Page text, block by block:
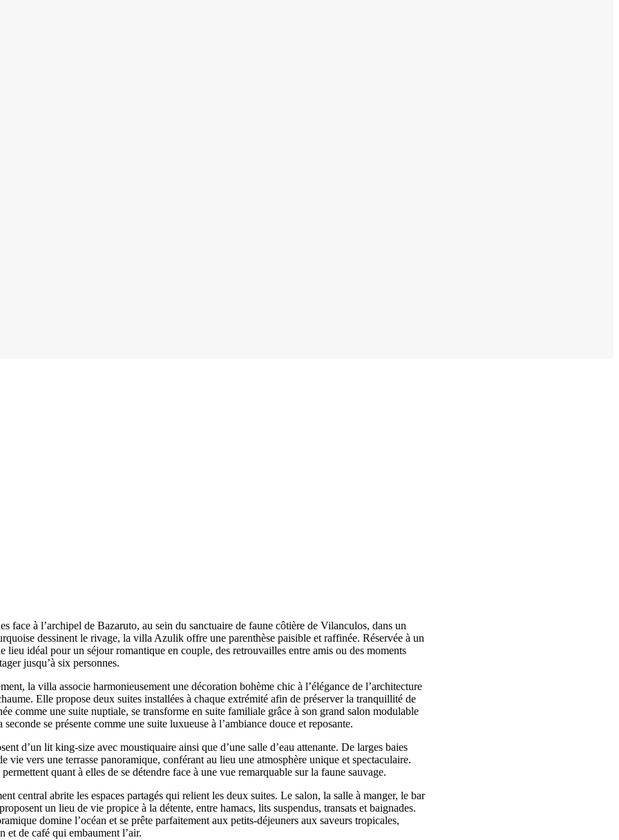
face à l’archipel de Bazaruto, au sein du sanctuaire de faune côtière de Vilanculos, dans un
dessinent le rivage, la villa Azulik offre une parenthèse paisible et raffinée. Réservée à un
lieu idéal pour un séjour romantique en couple, des retrouvailles entre amis ou des moments
jusqu’à six personnes.
la villa associe harmonieusement une décoration bohème chic à l’élégance de l’architecture
Elle propose deux suites installées à chaque extrémité afin de préserver la tranquillité de
comme une suite nuptiale, se transforme en suite familiale grâce à son grand salon modulable
se présente comme une suite luxueuse à l’ambiance douce et reposante.
d’un lit king-size avec moustiquaire ainsi que d’une salle d’eau attenante. De larges baies
vie vers une terrasse panoramique, conférant au lieu une atmosphère unique et spectaculaire.
quant à elles de se détendre face à une vue remarquable sur la faune sauvage.
central abrite les espaces partagés qui relient les deux suites. Le salon, la salle à manger, le bar
un lieu de vie propice à la détente, entre hamacs, lits suspendus, transats et baignades.
domine l’océan et se prête parfaitement aux petits-déjeuners aux saveurs tropicales,
et de café qui embaument l’air.